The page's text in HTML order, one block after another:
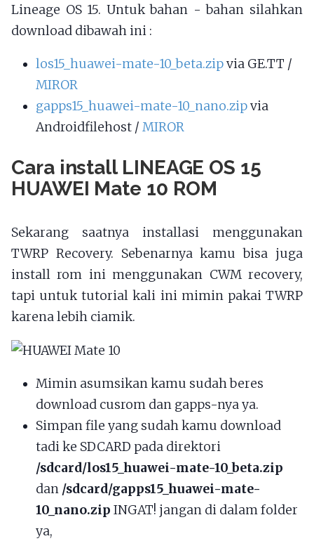
Lineage OS 15. Untuk bahan - bahan silahkan
download dibawah ini :
los15_huawei-mate-10_beta.zipvia GE.TT /
MIROR
gapps15_huawei-mate-10_nano.zipvia
Androidfilehost /MIROR
Cara install LINEAGE OS 15
HUAWEI Mate 10 ROM
Sekarang saatnya installasi menggunakan
TWRP Recovery. Sebenarnya kamu bisa juga
install rom ini menggunakan CWM recovery,
tapi untuk tutorial kali ini mimin pakai TWRP
karena lebih ciamik.
Mimin asumsikan kamu sudah beres
download cusrom dan gapps-nya ya.
Simpan file yang sudah kamu download
tadi ke SDCARD pada direktori
/sdcard/los15_huawei-mate-10_beta.zip
dan /sdcard/gapps15_huawei-mate-
10_nano.zip INGAT! jangan di dalam folder
ya,